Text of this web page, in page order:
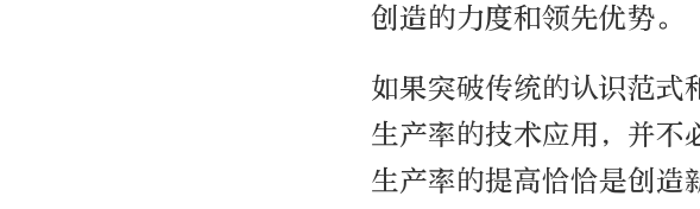
创造的力度和领先优势。
如果突破传统的认识范式
生产率的技术应用，并不
生产率的提高恰恰是创造